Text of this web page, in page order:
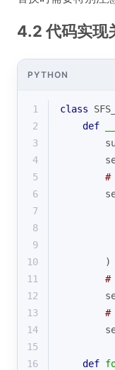
4.2 代码实现
PYTHON
1 class
2
def
3
4
5
#
6
7
8
9
10
        )
11
#
12
13
#
14
15
16
def